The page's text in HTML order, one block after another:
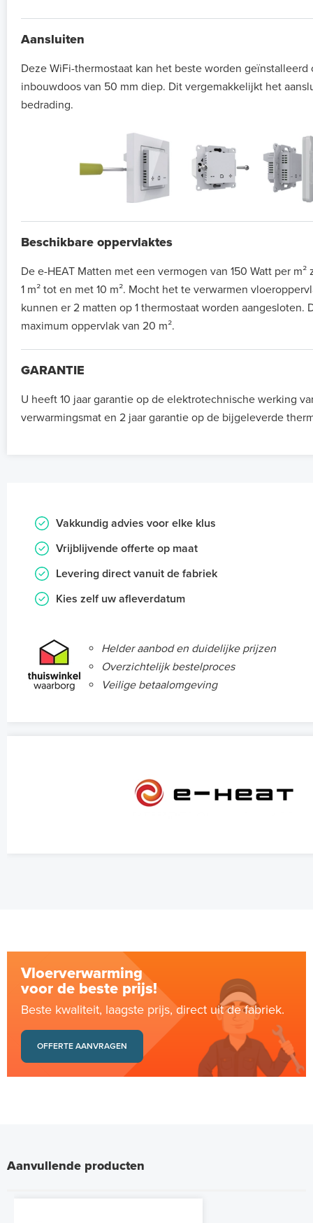
Aansluiten
Deze WiFi-thermostaat kan het beste worden geïnstalleerd
inbouwdoos van 50 mm diep. Dit vergemakkelijkt het
bedrading.
Beschikbare oppervlaktes
De e-HEAT Matten met een vermogen van 150 Watt per
1 m² tot en met 10 m². Mocht het te verwarmen
kunnen er 2 matten op 1 thermostaat worden aangesloten.
maximum oppervlak van 20 m².
GARANTIE
U heeft 10 jaar garantie op de elektrotechnische werking
verwarmingsmat en 2 jaar garantie op de bijgeleverde
Vakkundig advies voor elke klus
Vrijblijvende offerte op maat
Levering direct vanuit de fabriek
Kies zelf uw afleverdatum
Helder aanbod en duidelijke prijzen
Overzichtelijk bestelproces
Veilige betaalomgeving
Vloerverwarming
voor de beste prijs!
Beste kwaliteit, laagste prijs, direct uit de fabriek.
OFFERTE AANVRAGEN
Aanvullende producten